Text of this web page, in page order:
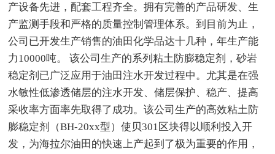
产设备先进，配套工程齐全。拥有完善的产品研发、生
产监测手段和严格的质量控制管理体系。到目前为止，
公司已开发生产销售的油田化学品达十几种，年生产能
力10000吨。 该公司生产的系列粘土防膨稳定剂，砂岩
稳定剂已广泛应用于油田注水开发过程中。尤其是在强
水敏性低渗透储层的注水开发、储层保护、稳产、提高
采收率方面率先取得了成功。该公司生产的高效粘土防
膨稳定剂（BH-20xx型）使贝301区块得以顺利投入开
发，为海拉尔油田的快速上产起到了极为重要的作用，